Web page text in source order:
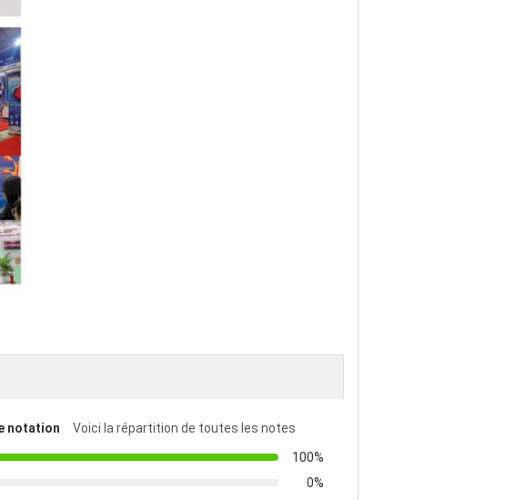
notation
Voici la répartition de toutes les notes
100%
0%